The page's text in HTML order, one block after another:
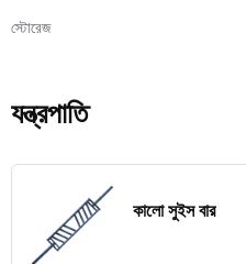
স্টোরেজ
যন্ত্রপাতি
কালো সুইস বার